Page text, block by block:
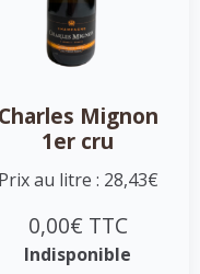
Charles Mignon
1er cru
Prix au litre : 28,43€
0,00€ TTC
Indisponible